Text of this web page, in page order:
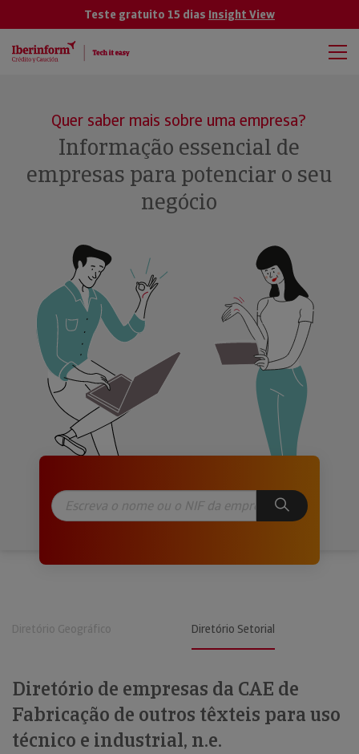
Teste gratuito 15 dias Insight View
Quer saber mais sobre uma empresa?
Informação essencial de
empresas para potenciar o seu
negócio
Diretório Geográfico Diretório Setorial
Diretório de empresas da CAE de
Fabricação de outros têxteis para uso
técnico e industrial, n.e.